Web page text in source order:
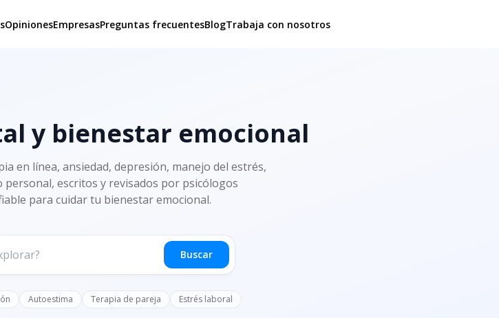
OpinionesEmpresasPreguntas frecuentesBlogTrabaja con nosotros
y bienestar emocional
en línea, ansiedad, depresión, manejo del estrés,
escritos y revisados por psicólogos
para cuidar tu bienestar emocional.
Buscar
Autoestima Terapia de pareja Estrés laboral